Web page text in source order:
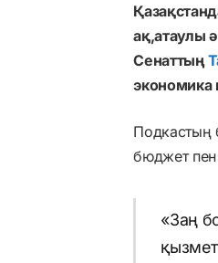
ақ,атаулы
Сенаттың
экономика
Подкастың
бюджет пен
«Заң